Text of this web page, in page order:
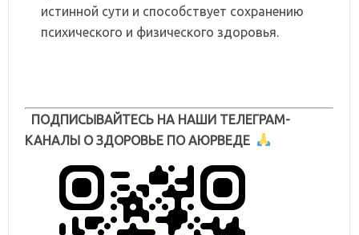
истинной сути и способствует сохранению
психического и физического здоровья.
ПОДПИСЫВАЙТЕСЬ НА НАШИ ТЕЛЕГРАМ-
КАНАЛЫ О ЗДОРОВЬЕ ПО АЮРВЕДЕ